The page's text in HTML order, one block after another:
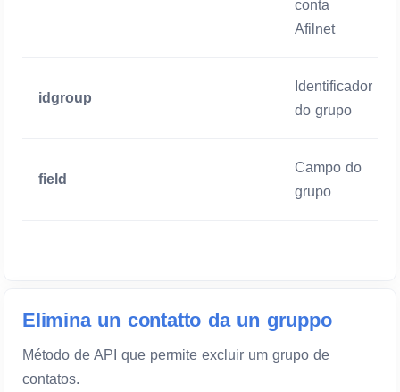
conta
Afilnet
idgroup
Identificador
do grupo
field
Campo do
grupo
Elimina un contatto da un gruppo
Método de API que permite excluir um grupo de
contatos.